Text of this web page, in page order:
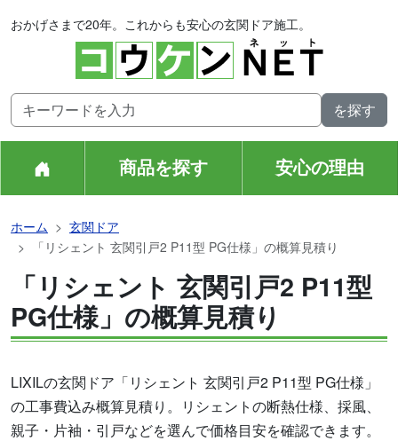
おかげさまで20年。これからも安心の玄関ドア施工。
商品を探す 安心の理由
ホーム
玄関ドア
「リシェント 玄関引戸2 P11型 PG仕様」の概算見積り
「リシェント 玄関引戸2 P11型
PG仕様」の概算見積り
LIXILの玄関ドア「リシェント 玄関引戸2 P11型 PG仕様」
の工事費込み概算見積り。リシェントの断熱仕様、採風、
親子・片袖・引戸などを選んで価格目安を確認できます。